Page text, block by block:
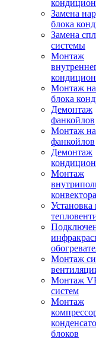
Замена
блока
Замена
системы
Монтаж
Монтаж
блока
Демонтаж
фанкойлов
Монтаж
фанкойлов
Демонтаж
Монтаж
конвектора
Установка
Монтаж
Монтаж
систем
Монтаж
блоков